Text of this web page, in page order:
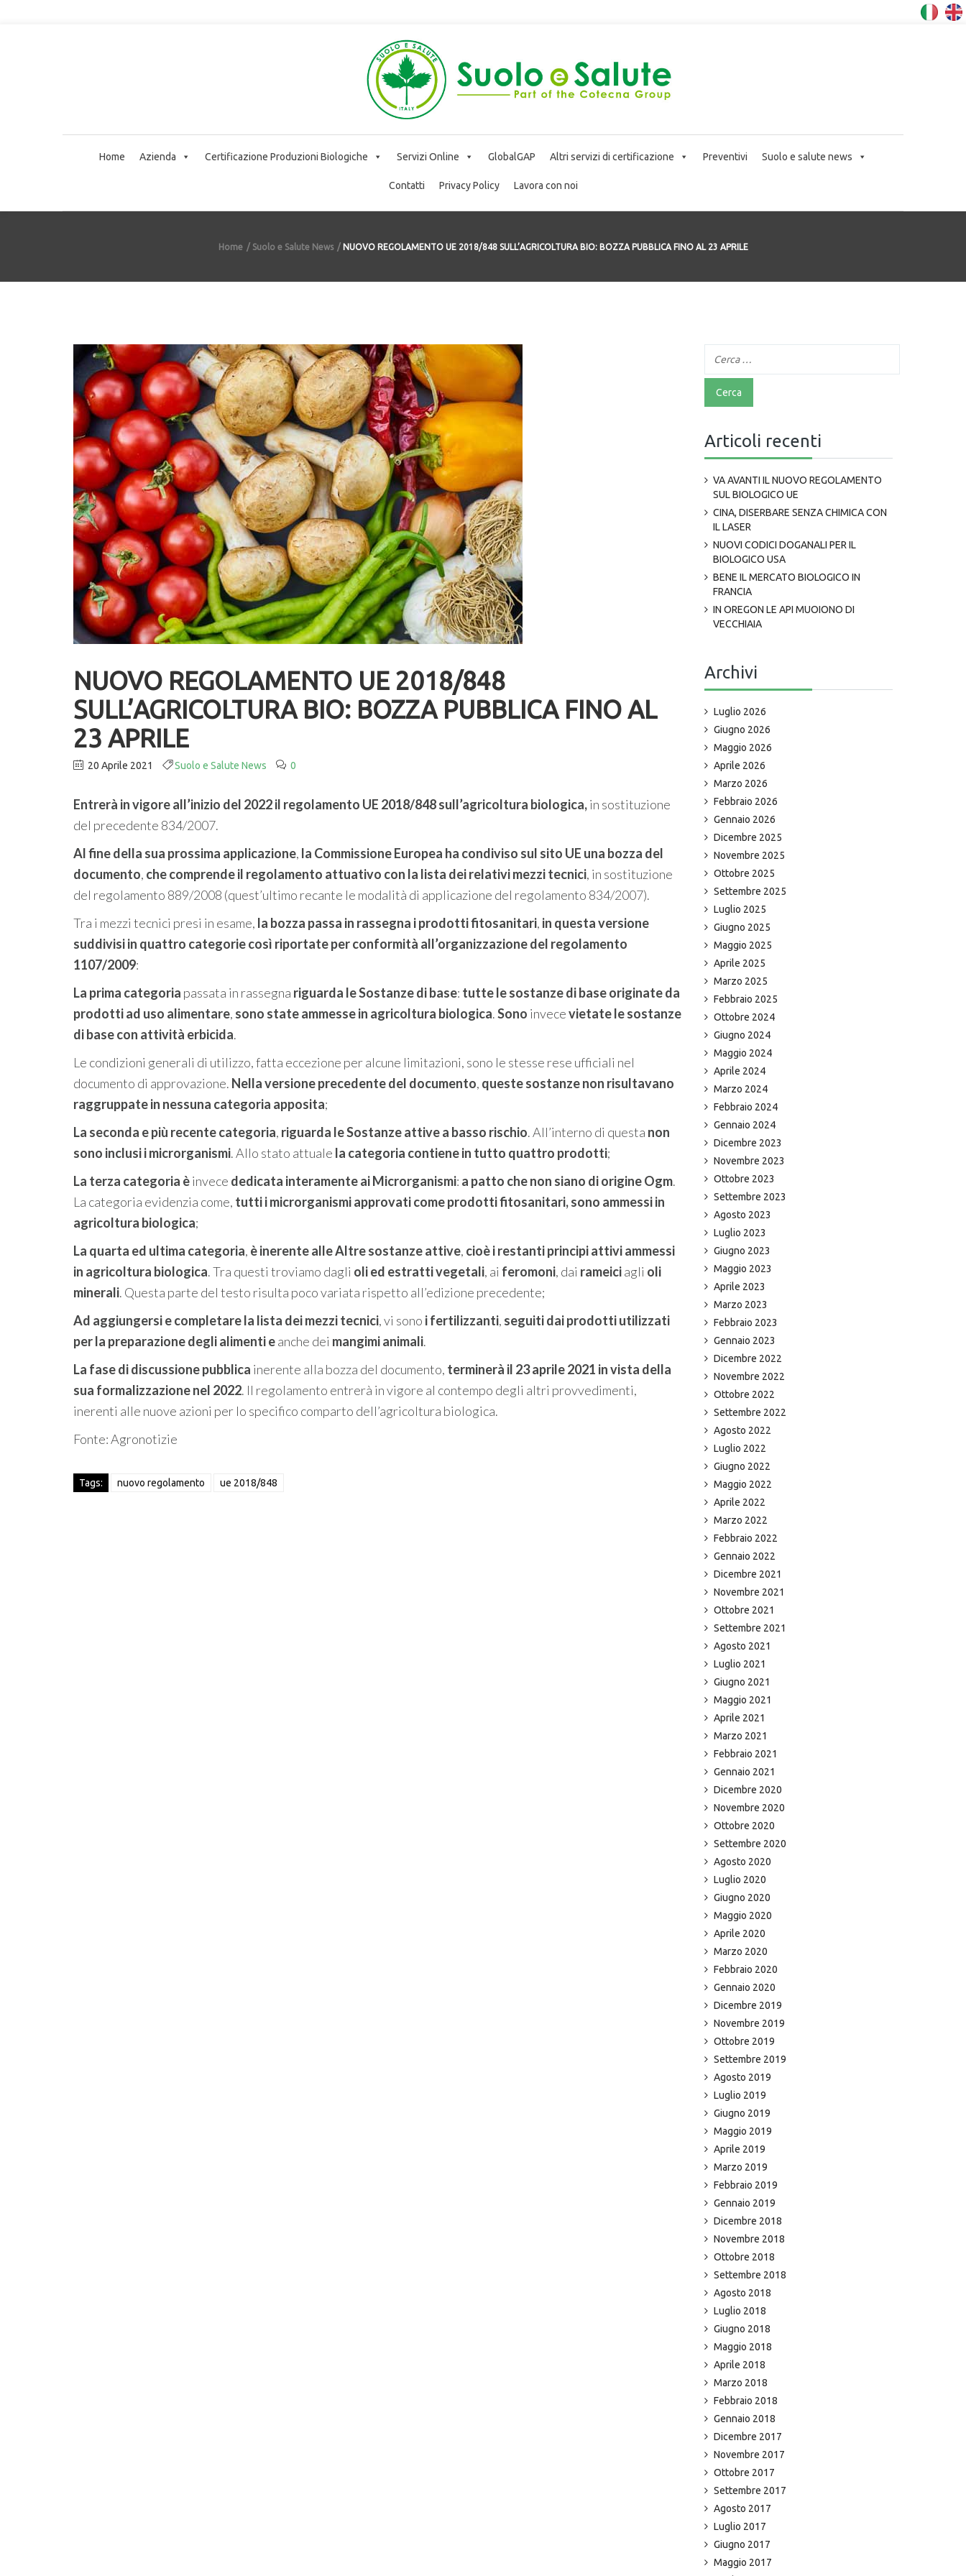
Home Azienda Certificazione Produzioni Biologiche Servizi Online GlobalGAP Altri servizi di certificazione Preventivi Suolo e salute news
Contatti Privacy Policy Lavora con noi
Home Suolo e Salute News NUOVO REGOLAMENTO UE 2018/848 SULL’AGRICOLTURA BIO: BOZZA PUBBLICA FINO AL 23 APRILE
NUOVO REGOLAMENTO UE 2018/848
SULL’AGRICOLTURA BIO: BOZZA PUBBLICA FINO AL
23 APRILE
20 Aprile 2021 Suolo e Salute News 0
Entrerà in vigore all’inizio del 2022 il regolamento UE 2018/848 sull’agricoltura biologica,in sostituzione
del precedente 834/2007.
Al fine della sua prossima applicazione, la Commissione Europea ha condiviso sul sito UE una bozza del
documento, che comprende il regolamento attuativo con la lista dei relativi mezzi tecnici, in sostituzione
del regolamento 889/2008 (quest’ultimo recante le modalità di applicazione del regolamento 834/2007).
Tra i mezzi tecnici presi in esame, la bozza passa in rassegna i prodotti fitosanitari, in questa versione
suddivisi in quattro categorie così riportate per conformità all’organizzazione del regolamento
1107/2009:
La prima categoria passata in rassegna riguarda le Sostanze di base: tutte le sostanze di base originate da
prodotti ad uso alimentare, sono state ammesse in agricoltura biologica.Sono invecevietate le sostanze
di base con attività erbicida.
Le condizioni generali di utilizzo, fatta eccezione per alcune limitazioni, sono le stesse rese ufficiali nel
documento di approvazione. Nella versione precedente del documento, queste sostanze non risultavano
raggruppate in nessuna categoria apposita;
La seconda e più recente categoria, riguarda le Sostanze attive a basso rischio. All’interno di questa non
sono inclusi i microrganismi. Allo stato attuale la categoria contiene in tutto quattro prodotti;
La terza categoria èinvece dedicata interamente ai Microrganismi: a patto che non siano di origine Ogm.
La categoria evidenzia come, tutti i microrganismi approvati come prodotti fitosanitari, sono ammessi in
agricoltura biologica;
La quarta ed ultima categoria, è inerente alle Altre sostanze attive, cioè i restanti principi attivi ammessi
in agricoltura biologica. Tra questi troviamo dagli oli ed estratti vegetali, ai feromoni, dai rameiciagli oli
minerali. Questa parte del testo risulta poco variata rispetto all’edizione precedente;
Ad aggiungersie completare la lista dei mezzi tecnici, vi sono i fertilizzanti, seguiti dai prodotti utilizzati
per la preparazione degli alimentieanche dei mangimi animali.
La fase di discussione pubblica inerente alla bozza del documento, terminerà il 23 aprile 2021 in vista della
sua formalizzazione nel 2022. Il regolamento entrerà in vigore al contempo degli altri provvedimenti,
inerenti alle nuove azioni per lo specifico comparto dell’agricoltura biologica.
Fonte: Agronotizie
Tags: nuovo regolamento ue 2018/848
Articoli recenti
VA AVANTI IL NUOVO REGOLAMENTO
SUL BIOLOGICO UE
CINA, DISERBARE SENZA CHIMICA CON
IL LASER
NUOVI CODICI DOGANALI PER IL
BIOLOGICO USA
BENE IL MERCATO BIOLOGICO IN
FRANCIA
IN OREGON LE API MUOIONO DI
VECCHIAIA
Archivi
Luglio 2026
Giugno 2026
Maggio 2026
Aprile 2026
Marzo 2026
Febbraio 2026
Gennaio 2026
Dicembre 2025
Novembre 2025
Ottobre 2025
Settembre 2025
Luglio 2025
Giugno 2025
Maggio 2025
Aprile 2025
Marzo 2025
Febbraio 2025
Ottobre 2024
Giugno 2024
Maggio 2024
Aprile 2024
Marzo 2024
Febbraio 2024
Gennaio 2024
Dicembre 2023
Novembre 2023
Ottobre 2023
Settembre 2023
Agosto 2023
Luglio 2023
Giugno 2023
Maggio 2023
Aprile 2023
Marzo 2023
Febbraio 2023
Gennaio 2023
Dicembre 2022
Novembre 2022
Ottobre 2022
Settembre 2022
Agosto 2022
Luglio 2022
Giugno 2022
Maggio 2022
Aprile 2022
Marzo 2022
Febbraio 2022
Gennaio 2022
Dicembre 2021
Novembre 2021
Ottobre 2021
Settembre 2021
Agosto 2021
Luglio 2021
Giugno 2021
Maggio 2021
Aprile 2021
Marzo 2021
Febbraio 2021
Gennaio 2021
Dicembre 2020
Novembre 2020
Ottobre 2020
Settembre 2020
Agosto 2020
Luglio 2020
Giugno 2020
Maggio 2020
Aprile 2020
Marzo 2020
Febbraio 2020
Gennaio 2020
Dicembre 2019
Novembre 2019
Ottobre 2019
Settembre 2019
Agosto 2019
Luglio 2019
Giugno 2019
Maggio 2019
Aprile 2019
Marzo 2019
Febbraio 2019
Gennaio 2019
Dicembre 2018
Novembre 2018
Ottobre 2018
Settembre 2018
Agosto 2018
Luglio 2018
Giugno 2018
Maggio 2018
Aprile 2018
Marzo 2018
Febbraio 2018
Gennaio 2018
Dicembre 2017
Novembre 2017
Ottobre 2017
Settembre 2017
Agosto 2017
Luglio 2017
Giugno 2017
Maggio 2017